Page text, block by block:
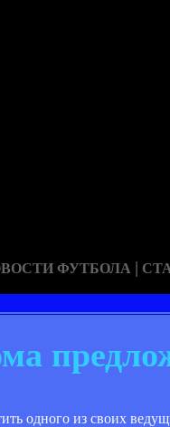
ФУТБОЛА |
одного из своих